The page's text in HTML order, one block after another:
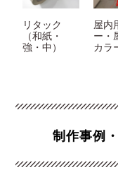
リタック
（和紙・
強・中）
屋内
ー・
カラ
制作事例